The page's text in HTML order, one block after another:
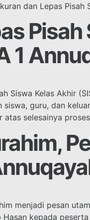
dan Lepas
1
Siswa Kelas Akhir
guru, dan
selesainya
menjadi pesan
kepada